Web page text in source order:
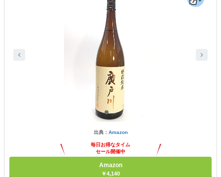
出典： Amazon
毎日お得なタイム
セール開催中
Amazon
￥4,140